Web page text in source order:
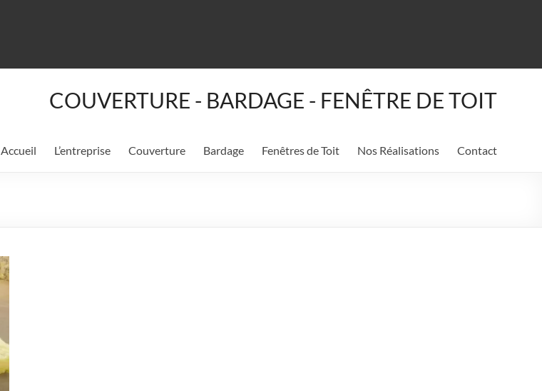
COUVERTURE - BARDAGE - FENÊTRE DE TOIT
Accueil L’entreprise Couverture Bardage Fenêtres de Toit Nos Réalisations Contact